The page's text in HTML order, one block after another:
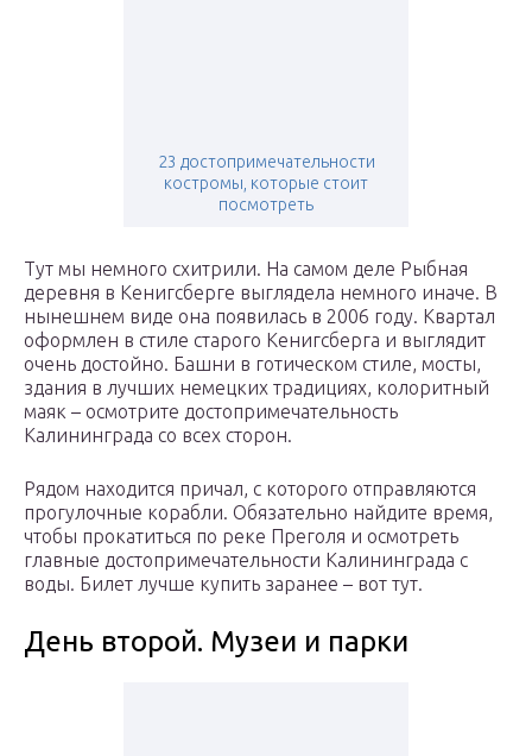
23 достопримечательности
костромы, которые стоит
посмотреть
Тут мы немного схитрили. На самом деле Рыбная
деревня в Кенигсберге выглядела немного иначе. В
нынешнем виде она появилась в 2006 году. Квартал
оформлен в стиле старого Кенигсберга и выглядит
очень достойно. Башни в готическом стиле, мосты,
здания в лучших немецких традициях, колоритный
маяк – осмотрите достопримечательность
Калининграда со всех сторон.
Рядом находится причал, с которого отправляются
прогулочные корабли. Обязательно найдите время,
чтобы прокатиться по реке Преголя и осмотреть
главные достопримечательности Калининграда с
воды. Билет лучше купить заранее – вот тут.
День второй. Музеи и парки